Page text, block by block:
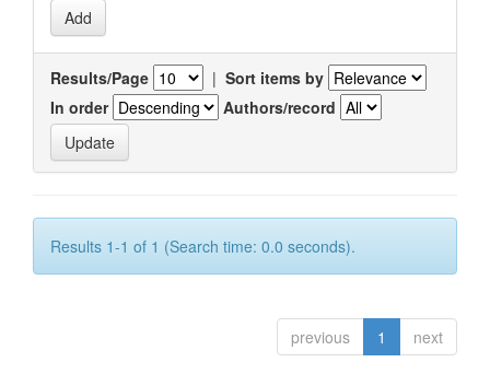
Results/Page | Sort items by
In order
Authors/record
Results 1-1 of 1 (Search time: 0.0 seconds).
previous 1 next